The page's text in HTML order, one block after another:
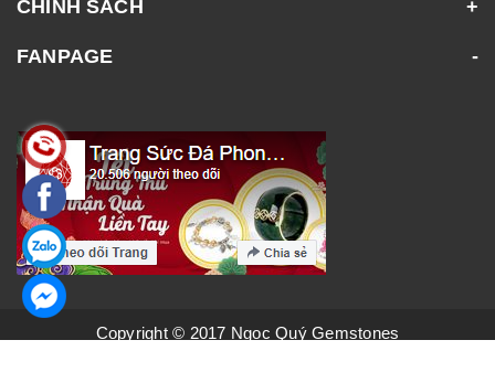
CHÍNH SÁCH
FANPAGE
Copyright © 2017 Ngọc Quý Gemstones